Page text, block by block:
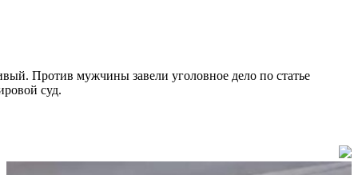
Против мужчины завели уголовное дело по статье
суд.